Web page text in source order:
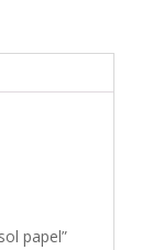
papel”